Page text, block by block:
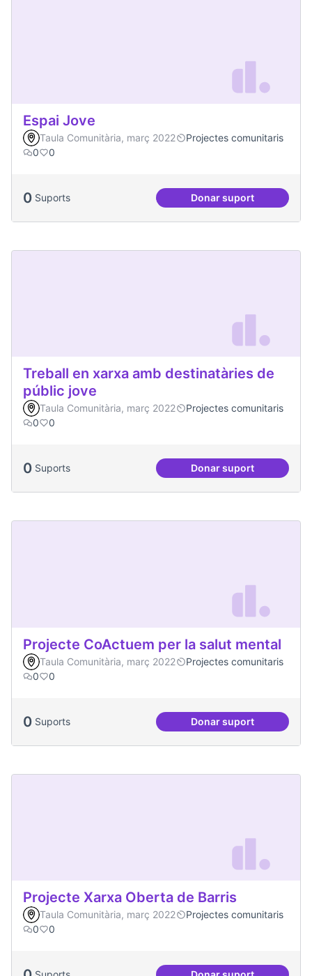
Espai Jove
Taula Comunitària, març 2022
Projectes comunitaris
0
0
0 Suports Donar suport
Espai Jove
Treball en xarxa amb destinatàries de
públic jove
Taula Comunitària, març 2022
Projectes comunitaris
0
0
0 Suports Donar suportTreball en xarxa
Projecte CoActuem per la salut mental
Taula Comunitària, març 2022
Projectes comunitaris
0
0
0 Suports Donar suport
Projecte
Projecte Xarxa Oberta de Barris
Taula Comunitària, març 2022
Projectes comunitaris
0
0